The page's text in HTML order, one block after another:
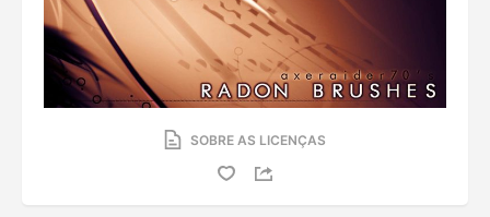
SOBRE AS LICENÇAS